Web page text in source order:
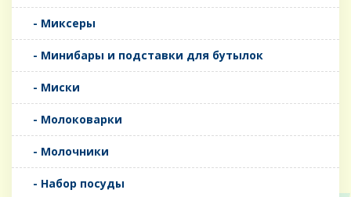
- Миксеры
- Минибары и подставки для бутылок
- Миски
- Молоковарки
- Молочники
- Набор посуды